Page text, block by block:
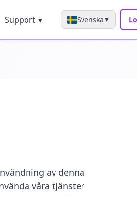
Support ▼ Svenska▼
av denna
våra tjänster